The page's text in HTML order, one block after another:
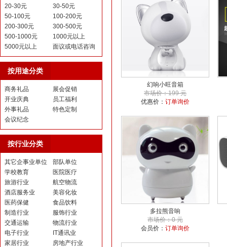
20-30元
30-50元
50-100元
100-200元
200-300元
300-500元
500-1000元
1000元以上
5000元以上
面议或电话咨询
按用途分类
商务礼品
展会促销
开业庆典
员工福利
外事礼品
特色定制
会议纪念
按行业分类
其它企事业单位
部队单位
学校教育
医院医疗
旅游行业
航空物流
酒店服务业
美容化妆
医药保健
食品饮料
制造行业
服饰行业
交通运输
物流行业
电子行业
IT通讯业
家居行业
房地产行业
幻响小旺音箱
市场价：199 元
优惠价： 订单询价
多拉熊音响
市场价：0 元
会员价： 订单询价